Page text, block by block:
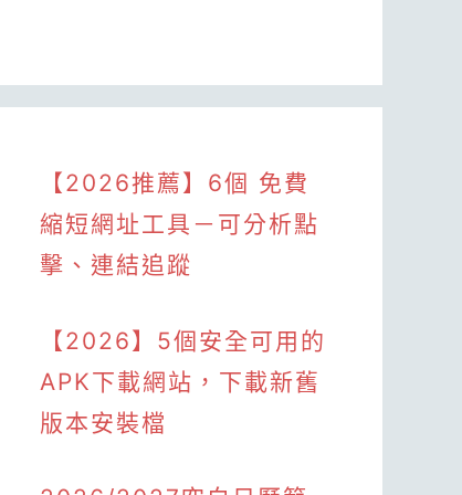
【2026推薦】6個 免費
縮短網址工具－可分析點
擊、連結追蹤
【2026】5個安全可用的
APK下載網站，下載新舊
版本安裝檔